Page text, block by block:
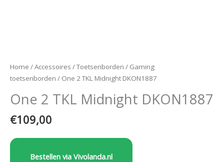
Home /Accessoires /Toetsenborden / Gaming
toetsenborden / One 2 TKL Midnight DKON1887
One 2 TKL Midnight DKON1887
€109,00
Bestellen via Vivolanda.nl